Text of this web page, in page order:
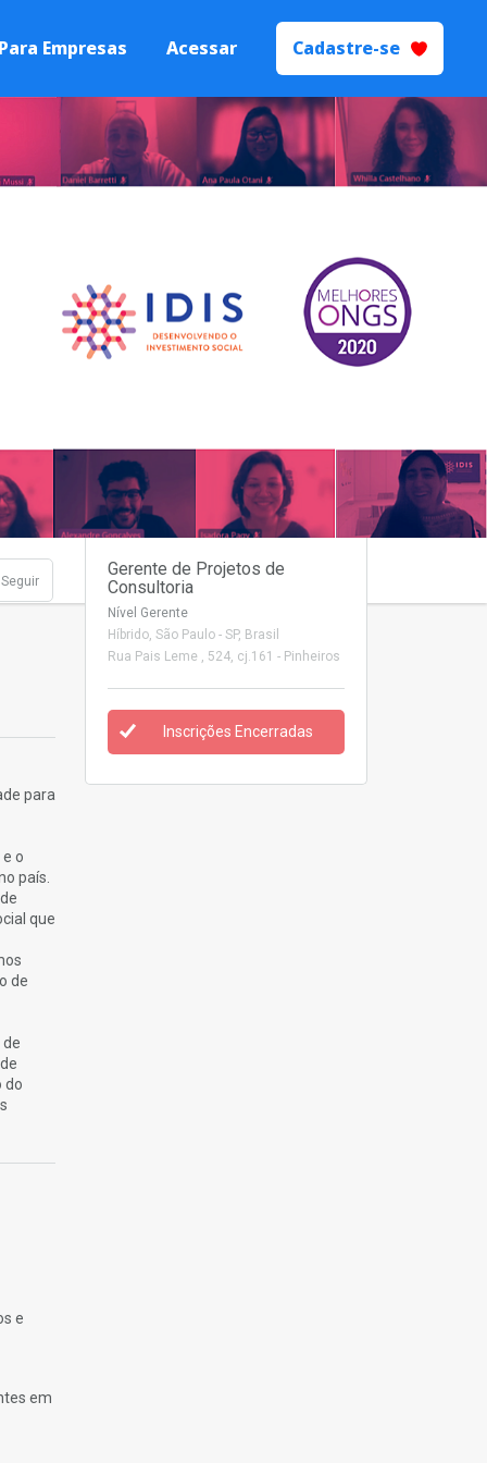
Para Empresas
de
Branding.
Acessar Cadastre-se
Seguir
Gerente de Projetos de
Consultoria
Nível Gerente
Híbrido, São Paulo - SP, Brasil
Rua Pais Leme , 524, cj.161 - Pinheiros
Inscrições Encerradas
para
o
país.
que
de
do
e
em